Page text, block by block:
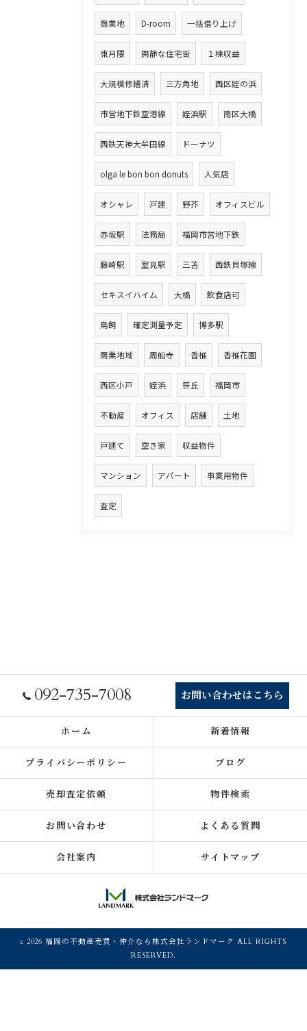
商業地 D-room 一括借り上げ
東月隈 閑静な住宅街 １棟収益
大規模修繕済 三方角地 西区姪の浜
市営地下鉄空港線 姪浜駅 南区大橋
西鉄天神大牟田線 ドーナツ
olga le bon bon donuts 人気店
オシャレ 戸建 野芥 オフィスビル
赤坂駅 法務局 福岡市営地下鉄
藤崎駅 室見駅 三苫 西鉄貝塚線
セキスイハイム 大橋 飲食店可
鳥飼 確定測量予定 博多駅
商業地域 周船寺 香椎 香椎花園
西区小戸 姪浜 笹丘 福岡市
不動産 オフィス 店舗 土地
戸建て 空き家 収益物件
マンション アパート 事業用物件
査定
092-735-7008 お問い合わせはこちら
ホーム 新着情報
プライバシーポリシー ブログ
売却査定依頼 物件検索
お問い合わせ よくある質問
会社案内 サイトマップ
c 2026 福岡の不動産売買・仲介なら株式会社ランドマーク ALL RIGHTS
RESERVED.